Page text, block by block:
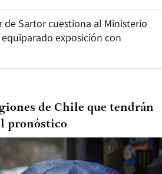
Sartor cuestiona al Ministerio
exposición con
de Chile que tendrán
pronóstico